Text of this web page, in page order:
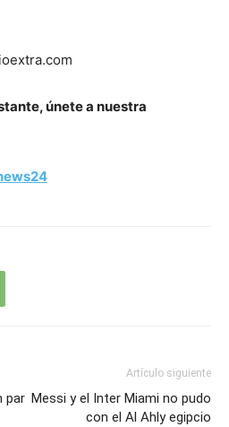
únete a nuestra
par
Artículo siguiente
Messi y el Inter Miami no pudo
con el Al Ahly egipcio